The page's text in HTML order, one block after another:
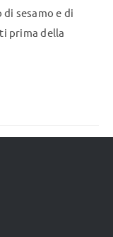
sesamo e di
prima della